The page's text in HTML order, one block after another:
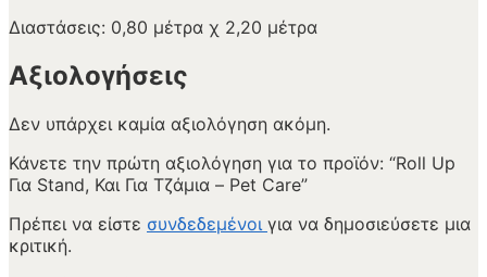
Διαστάσεις: 0,80 μέτρα χ 2,20 μέτρα
Αξιολογήσεις
Δεν υπάρχει καμία αξιολόγηση ακόμη.
Κάνετε την πρώτη αξιολόγηση για το προϊόν: “Roll Up
Για Stand, Και Για Τζάμια – Pet Care”
Πρέπει να είστε συνδεδεμένοι για να δημοσιεύσετε μια
κριτική.